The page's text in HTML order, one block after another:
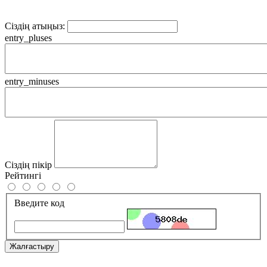
Сіздің атыңыз:
entry_pluses
entry_minuses
Сіздің пікір
Рейтингі
Введите код
Жалғастыру